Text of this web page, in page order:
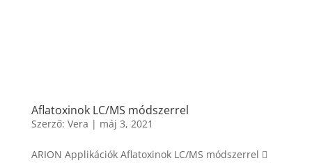
Aflatoxinok LC/MS módszerrel
Szerző: Vera | máj 3, 2021
ARION Applikációk Aflatoxinok LC/MS módszerrel 